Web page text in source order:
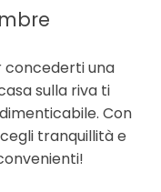
concederti una
sulla riva ti
Con
tranquillità e